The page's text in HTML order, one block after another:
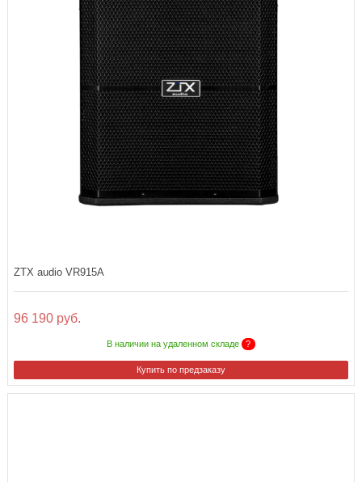
ZTX audio VR915A
96 190 руб.
В наличии на удаленном складе ?
Купить по предзаказу